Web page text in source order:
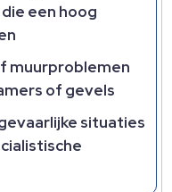
een hoog
muurproblemen
of gevels
situaties